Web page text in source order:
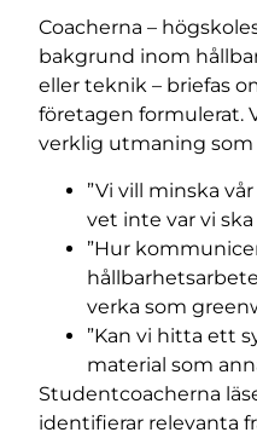
Coacherna –
bakgrund inom
eller teknik – briefas
företagen formulerat.
verklig utmaning
”Vi vill minska
vet inte var vi ska
”Hur
verka som
”Kan vi hitta ett
material som
Studentcoacherna
identifierar relevanta